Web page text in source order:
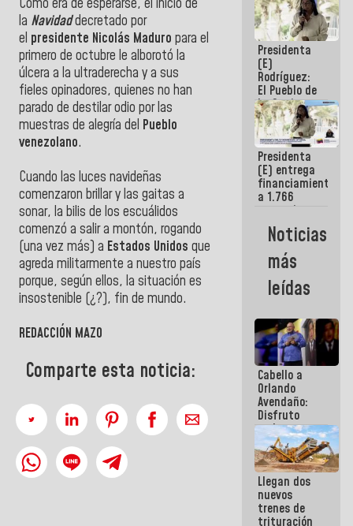
Como era de esperarse, el inicio de
la Navidaddecretado por
el presidente Nicolás Maduro para el
primero de octubre le alborotó la
úlcera a la ultraderecha y a sus
fieles opinadores, quienes no han
parado de destilar odio por las
muestras de alegría del Pueblo
venezolano.
Cuando las luces navideñas
comenzaron brillar y las gaitas a
sonar, la bilis de los escuálidos
comenzó a salir a montón, rogando
(una vez más) a Estados Unidos que
agreda militarmente a nuestro país
porque, según ellos, la situación es
insostenible (¿?), fin de mundo.
REDACCIÓN MAZO
Comparte esta noticia:
rehabilitación
de Escuela
Militar de
Mamo en La
Guaira
Presidenta
(E)
Rodríguez:
El Pueblo de
La Guaira
siempre
estará
acompañada
por el
Gobierno
Nacional
Presidenta
(E) entrega
financiamientos
a 1.766
comerciantes
emprendedores
afectados
por
terremotos
Noticias
más
leídas
Cabello a
Orlando
Avendaño:
Disfruto
cada vez
que escribes
porque lo
que haces
es
embarrarla
Llegan dos
nuevos
trenes de
trituración